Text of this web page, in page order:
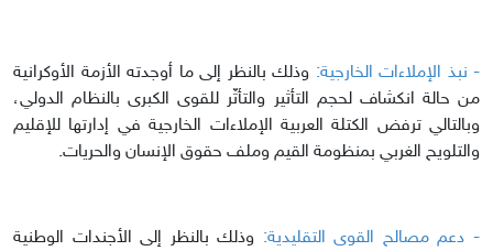
- نبذ الإملاءات الخارجية: وذلك بالنظر إلى ما أوجدته الأزمة الأوكرانية
من حالة انكشاف لحجم التأثير والتأثّر للقوى الكبرى بالنظام الدولي،
وبالتالي ترفض الكتلة العربية الإملاءات الخارجية في إدارتها للإقليم
والتلويح الغربي بمنظومة القيم وملف حقوق الإنسان والحريات.
- دعم مصالح القوى التقليدية: وذلك بالنظر إلى الأجندات الوطنية